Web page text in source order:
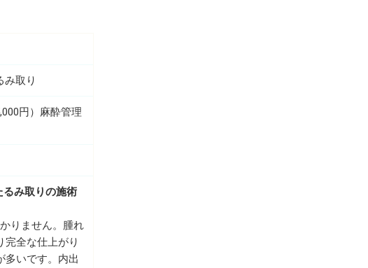
み取り
円）麻酔管理
るみ取りの施術
りません。腫れ
完全な仕上がり
多いです。内出